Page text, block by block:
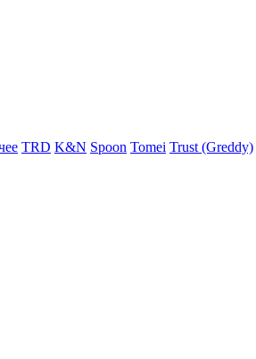
TRD K&N Spoon Tomei Trust (Greddy)